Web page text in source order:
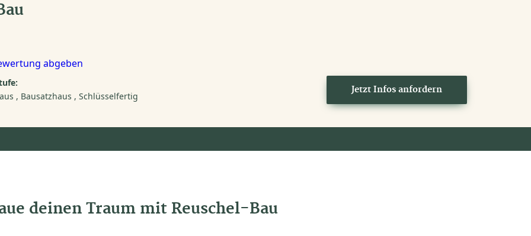
abgeben
Bausatzhaus Schlüsselfertig
Jetzt Infos anfordern
deinen Traum mit Reuschel-Bau